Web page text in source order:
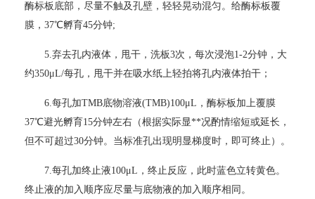
酶标板底部，尽量不触及孔壁，轻轻晃动混匀。给酶标板覆
膜，37℃孵育45分钟;
5.弃去孔内液体，甩干，洗板3次，每次浸泡1-2分钟，大
约350μL/每孔，甩干并在吸水纸上轻拍将孔内液体拍干；
6.每孔加TMB底物溶液(TMB)100μL，酶标板加上覆膜
37℃避光孵育15分钟左右（根据实际显**况酌情缩短或延长，
但不可超过30分钟。当标准孔出现明显梯度时，即可终止）。
7.每孔加终止液100μL，终止反应，此时蓝色立转黄色。
终止液的加入顺序应尽量与底物液的加入顺序相同。